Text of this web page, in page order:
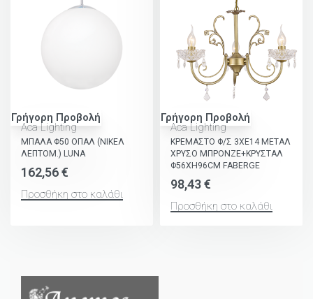
Γρήγορη Προβολή
Aca Lighting
ΜΠΑΛΑ Φ50 ΟΠΑΛ (ΝΙΚΕΛ
ΛΕΠΤΟΜ.) LUNA
162,56€
Προσθήκη στο καλάθι
Γρήγορη Προβολή
Aca Lighting
ΚΡΕΜΑΣΤΟ Φ/Σ 3ΧΕ14 ΜΕΤΑΛ
ΧΡΥΣΟ ΜΠΡΟΝΖΕ+ΚΡΥΣΤΑΛ
Φ56ΧΗ96CM FABERGE
98,43€
Προσθήκη στο καλάθι